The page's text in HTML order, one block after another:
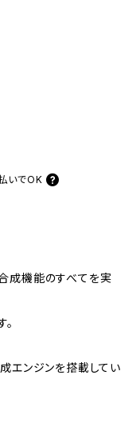
いでOK
成機能のすべてを実
エンジンを搭載してい